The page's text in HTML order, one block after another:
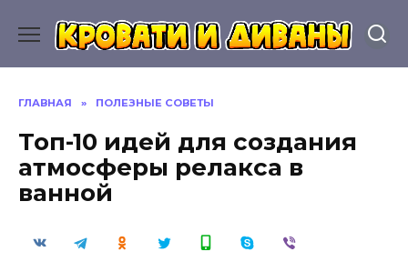
содержанию
ГЛАВНАЯ » ПОЛЕЗНЫЕ СОВЕТЫ
Топ-10 идей для создания
атмосферы релакса в
ванной